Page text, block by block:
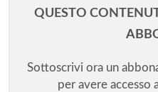
QUESTO
Sottoscrivi ora un
per avere accesso